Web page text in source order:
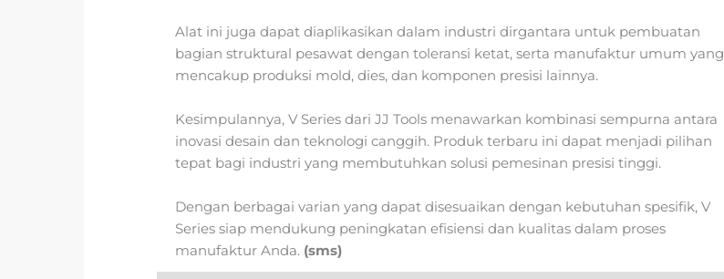
Alat ini juga dapat diaplikasikan dalam industri dirgantara untuk pembuatan
bagian struktural pesawat dengan toleransi ketat, serta manufaktur umum yang
mencakup produksi mold, dies, dan komponen presisi lainnya.
Kesimpulannya, V Series dari JJ Tools menawarkan kombinasi sempurna antara
inovasi desain dan teknologi canggih. Produk terbaru ini dapat menjadi pilihan
tepat bagi industri yang membutuhkan solusi pemesinan presisi tinggi.
Dengan berbagai varian yang dapat disesuaikan dengan kebutuhan spesifik, V
Series siap mendukung peningkatan efisiensi dan kualitas dalam proses
manufaktur Anda. (sms)